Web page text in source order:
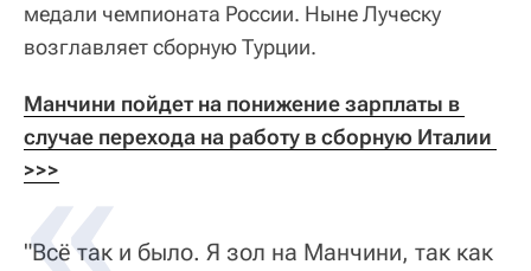
медали чемпионата России. Ныне Луческу
возглавляет сборную Турции.
Манчини пойдет на понижение зарплаты в
случае перехода на работу в сборную Италии
>>>
"Всё так и было. Я зол на Манчини, так как